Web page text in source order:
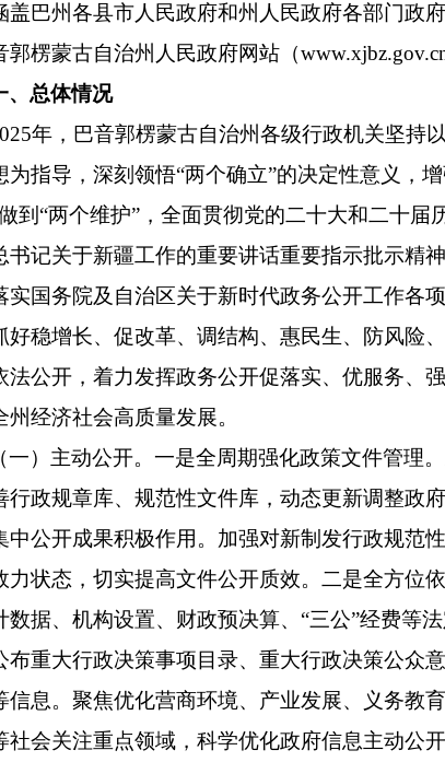
盖巴州各县市人民政府和州人民政府各部门政
郭楞蒙古自治州人民政府网站（
、总体情况
年，巴音郭楞蒙古自治州各级行政机关坚持
为指导，深刻领悟“两个确立”的决定性意义，
到“两个维护”，全面贯彻党的二十大和二十届
书记关于新疆工作的重要讲话重要指示批示精
实国务院及自治区关于新时代政务公开工作各
好稳增长、促改革、调结构、惠民生、防风险
法公开，着力发挥政务公开促落实、优服务、
州经济社会高质量发展。
（一）主动公开。一是全周期强化政策文件管理
行政规章库、规范性文件库，动态更新调整政
中公开成果积极作用。加强对新制发行政规范
力状态，切实提高文件公开质效。二是全方位
数据、机构设置、财政预决算、“三公”经费等
布重大行政决策事项目录、重大行政决策公众
信息。聚焦优化营商环境、产业发展、义务教
社会关注重点领域，科学优化政府信息主动公